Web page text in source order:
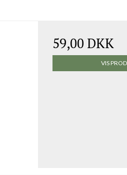
59,00 DKK
VIS